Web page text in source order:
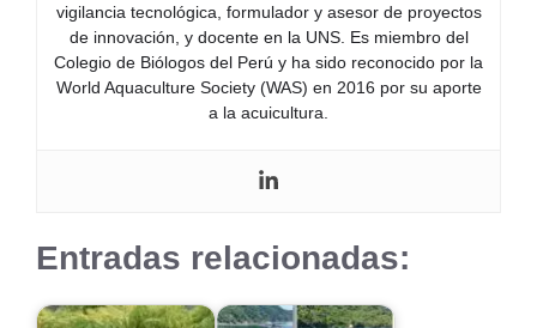
vigilancia tecnológica, formulador y asesor de proyectos
de innovación, y docente en la UNS. Es miembro del
Colegio de Biólogos del Perú y ha sido reconocido por la
World Aquaculture Society (WAS) en 2016 por su aporte
a la acuicultura.
Entradas relacionadas: